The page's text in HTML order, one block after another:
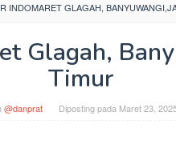
INDOMARET GLAGAH,
Glagah,
Timur
@danprat Diposting pada Maret 23,